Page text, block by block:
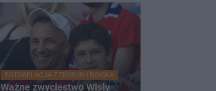
FOTORELACJA Z TRYBUN I BOISKA
Ważne zwycięstwo Wisły